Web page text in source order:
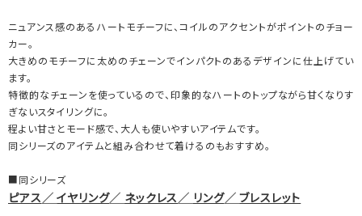
ニュアンス感のあるハートモチーフに、コイルのアクセントがポイントのチョー
カー。
大きめのモチーフに太めのチェーンでインパクトのあるデザインに仕上げてい
ます。
特徴的なチェーンを使っているので、印象的なハートのトップながら甘くなりす
ぎないスタイリングに。
程よい甘さとモード感で、大人も使いやすいアイテムです。
同シリーズのアイテムと組み合わせて着けるのもおすすめ。
■同シリーズ
ピアス ／イヤリング／ ネックレス ／ リング／ブレスレット